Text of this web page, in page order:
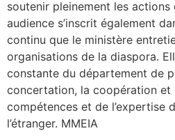
soutenir pleinement les
audience s’inscrit également
continu que le ministère
organisations de la diaspora.
constante du département de
concertation, la coopération et
compétences et de l’expertise
l’étranger. MMEIA